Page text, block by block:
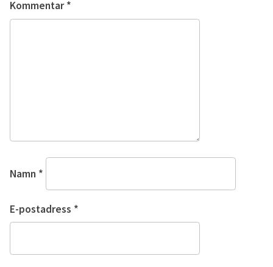
Kommentar*
Namn *
E-postadress *